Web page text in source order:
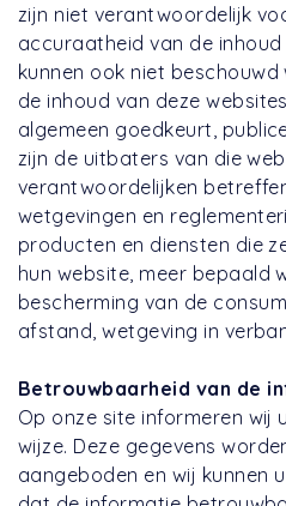
zijn niet verantwoordelijk
accuraatheid van de
kunnen ook niet
de inhoud van deze
algemeen goedkeurt,
zijn de uitbaters van die
verantwoordelijken
wetgevingen en
producten en diensten die
hun website, meer bepaald
bescherming van de
afstand, wetgeving in
Betrouwbaarheid van de
Op onze site informeren wij
wijze. Deze gegevens
aangeboden en wij kunnen